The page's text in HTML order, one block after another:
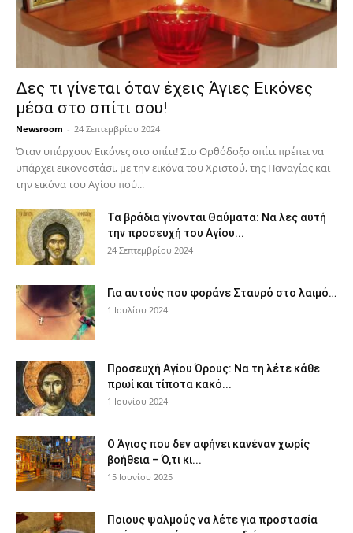
Δες τι γίνεται όταν έχεις Άγιες Εικόνες
μέσα στο σπίτι σου!
Newsroom - 24 Σεπτεμβρίου 2024
Όταν υπάρχουν Εικόνες στο σπίτι! Στο Ορθόδοξο σπίτι πρέπει να
υπάρχει εικονοστάσι, με την εικόνα του Χριστού, της Παν­αγίας και
την εικόνα του Αγίου πού...
Τα βράδια γίνονται Θαύματα: Να λες αυτή
την προσευχή του Αγίου...
24 Σεπτεμβρίου 2024
Για αυτούς που φοράνε Σταυρό στο λαιμό…
1 Ιουλίου 2024
Προσευχή Αγίου Όρους: Να τη λέτε κάθε
πρωί και τίποτα κακό...
1 Ιουνίου 2024
Ο Άγιος που δεν αφήνει κανέναν χωρίς
βοήθεια – Ό,τι κι...
15 Ιουνίου 2025
Ποιους ψαλμούς να λέτε για προστασία